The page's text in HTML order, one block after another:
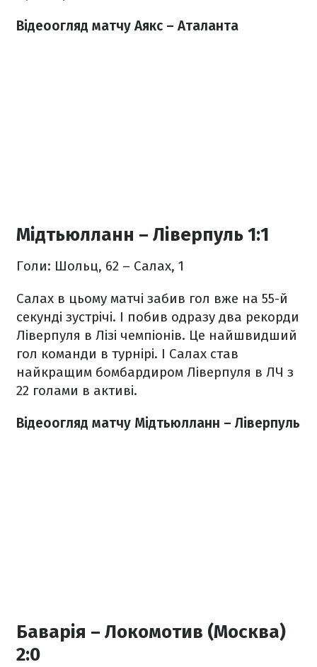
Відеоогляд матчу Аякс – Аталанта
Мідтьюлланн – Ліверпуль 1:1
Голи: Шольц, 62 – Салах, 1
Салах в цьому матчі забив гол вже на 55-й
секунді зустрічі. І побив одразу два рекорди
Ліверпуля в Лізі чемпіонів. Це найшвидший
гол команди в турнірі. І Салах став
найкращим бомбардиром Ліверпуля в ЛЧ з
22 голами в активі.
Відеоогляд матчу Мідтьюлланн – Ліверпуль
Баварія – Локомотив (Москва)
2:0